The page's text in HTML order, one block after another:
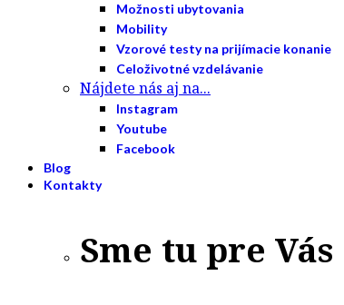
Možnosti ubytovania
Mobility
Vzorové testy na prijímacie konanie
Celoživotné vzdelávanie
Nájdete nás aj na...
Instagram
Youtube
Facebook
Blog
Kontakty
Sme tu pre Vás